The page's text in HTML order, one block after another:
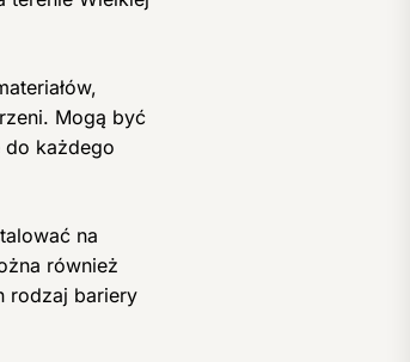
Mogą być
do każdego
na
również
rodzaj bariery